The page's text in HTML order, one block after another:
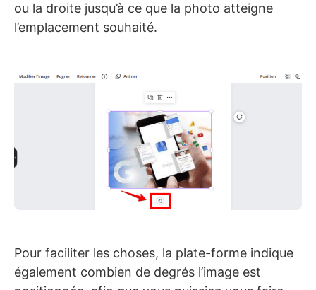
ou la droite jusqu’à ce que la photo atteigne
l’emplacement souhaité.
Pour faciliter les choses, la plate-forme indique
également combien de degrés l’image est